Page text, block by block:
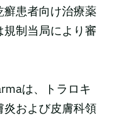
患者向け治療薬
規制当局により審
は、トラロキ
炎および皮膚科領